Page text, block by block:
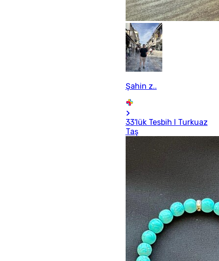
Şahin z..
33'lük Tesbih I Turkuaz
Taş